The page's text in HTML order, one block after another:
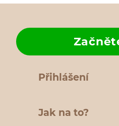
Přihlášení
Jak na to?